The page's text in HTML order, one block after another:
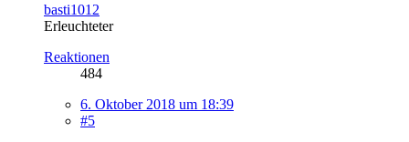
basti1012
Erleuchteter
Reaktionen
484
6. Oktober 2018 um 18:39
#5